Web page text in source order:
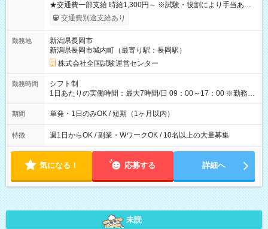
★交通費一部支給 時給1,300円～ ※試験・役割により手当あり
※勤務回数により昇給あり 【即給（前払い）オプションあ
り！】 希望される場合、勤務から1週間ほどで給与の一部を受け
例】 ・河合塾模擬試験 8:30～17:30（休憩1時間） 時給1,300円
×8時間＝日収10,400円＋交通費 ※当日の役割により時給＋100
円の場合あり ・国家試験 7:00～13:30（休憩なし） 時給1,300
円（役割手当＋100円）×6時間＝日収8,400円＋交通費 【試用期
間】試用期間なし
交通費別途支給あり
勤務地
新潟県長岡市
新潟県長岡市城内町（最寄り駅：長岡駅）
株式会社全国試験運営センター
勤務時間
シフト制
1日あたりの実働時間：最大7時間/日 09：00～17：00 ※勤務時
間は 試験により異なります。
期間 単発・1日のみOK / 短期（1ヶ月以内）
特徴 週1日からOK / 副業・WワークOK / 10名以上の大量募集
気になる！ 応募する 詳細へ
未読